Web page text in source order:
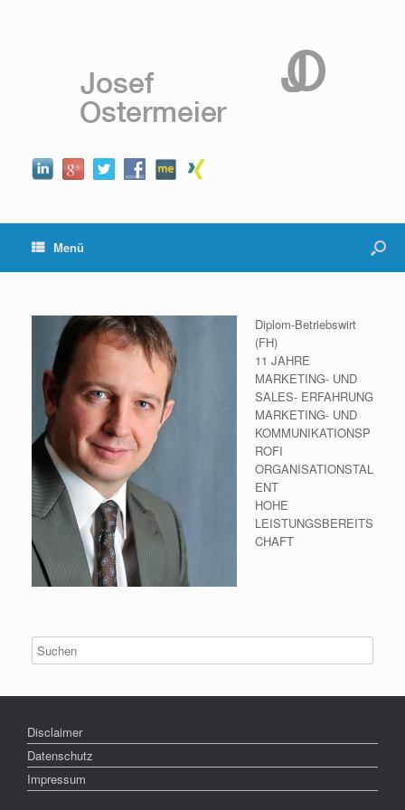
Menü
Diplom-Betriebswirt
(FH)
11 JAHRE
MARKETING- UND
SALES- ERFAHRUNG
MARKETING- UND
KOMMUNIKATIONSP
ROFI
ORGANISATIONSTAL
ENT
HOHE
LEISTUNGSBEREITS
CHAFT
Disclaimer
Datenschutz
Impressum